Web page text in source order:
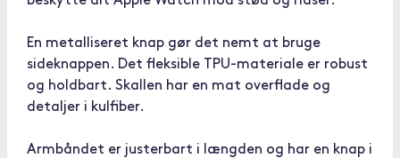
En metalliseret knap gør det nemt at bruge
sideknappen. Det fleksible TPU-materiale er robust
og holdbart. Skallen har en mat overflade og
detaljer i kulfiber.
Armbåndet er justerbart i længden og har en knap i